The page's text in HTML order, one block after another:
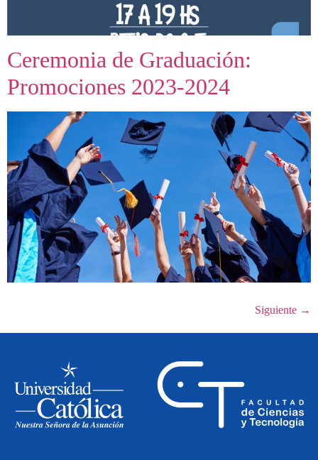
Ceremonia de Graduación:
Promociones 2023-2024
Siguiente →